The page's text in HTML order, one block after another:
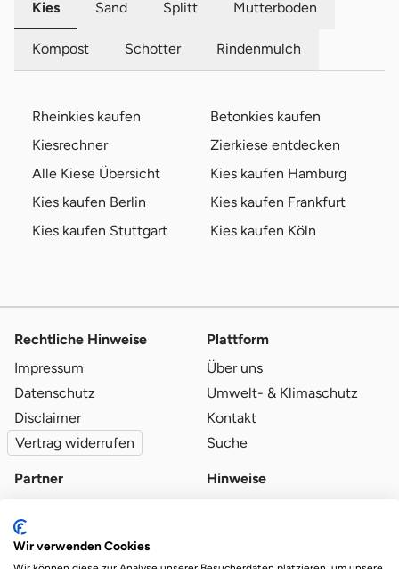
Kies Sand Splitt Mutterboden
Kompost Schotter Rindenmulch
Rheinkies kaufen
Betonkies kaufen
Kiesrechner
Zierkiese entdecken
Alle Kiese Übersicht
Kies kaufen Hamburg
Kies kaufen Berlin
Kies kaufen Frankfurt
Kies kaufen Stuttgart
Kies kaufen Köln
Rechtliche Hinweise
Impressum
Datenschutz
Disclaimer
Vertrag widerrufen
Plattform
Über uns
Umwelt- & Klimaschutz
Kontakt
Suche
Partner
Qualitätsvoraussetzungen
Partner-Login
Hinweise
Wir verwenden Cookies